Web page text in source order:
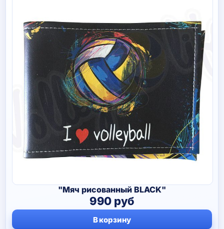
"Мяч рисованный BLACK"
990 руб
В корзину